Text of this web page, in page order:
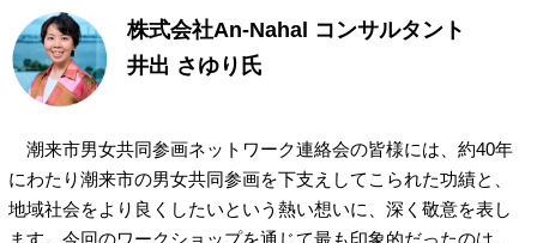
株式会社An-Nahal コンサルタント
井出 さゆり氏
潮来市男女共同参画ネットワーク連絡会の皆様には、約40年
にわたり潮来市の男女共同参画を下支えしてこられた功績と、
地域社会をより良くしたいという熱い想いに、深く敬意を表し
ます。今回のワークショップを通じて最も印象的だったのは、